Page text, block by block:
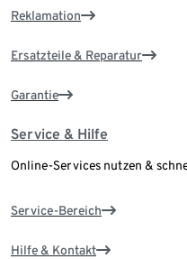
Reklamation
Ersatzteile & Reparatur
Garantie
Service & Hilfe
Online-Services nutzen &
Service-Bereich
Hilfe & Kontakt